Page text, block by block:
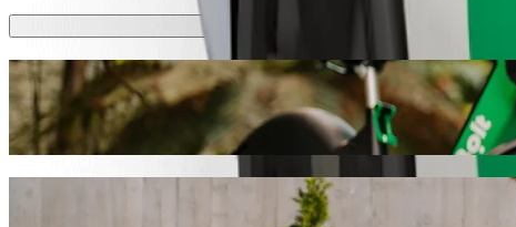
Romobili ili e-bicikli
Kreći se po Gebele sa skuterima ili e-biciklima
Preuzmi aplikaciju Bolt
Dođi od Ağdaş Mərkəzi Xəstəxana do